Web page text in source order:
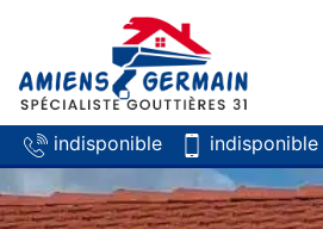
indisponible indisponible